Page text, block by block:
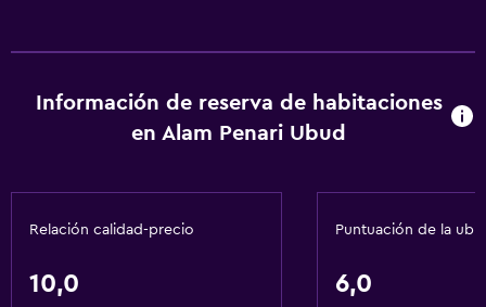
Cambio de divisas
Servicio de habitaciones
Bicicletas
Información de reserva de habitaciones
en Alam Penari Ubud
Relación calidad-precio
10,0
Puntuación de la
6,0